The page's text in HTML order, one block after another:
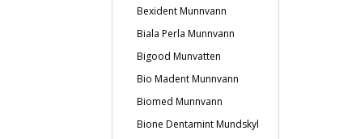
Bexident Munnvann
Biala Perla Munnvann
Bigood Munvatten
Bio Madent Munnvann
Biomed Munnvann
Bione Dentamint Mundskyl